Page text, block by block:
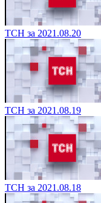
ТСН за 2021.08.20
ТСН за 2021.08.19
ТСН за 2021.08.18